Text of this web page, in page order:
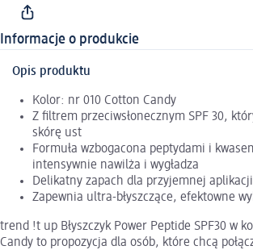
Informacje o produkcie
Opis produktu
Kolor: nr 010 Cotton Candy
Z filtrem przeciwsłonecznym SPF 30,
skórę ust
Formuła wzbogacona peptydami i
intensywnie nawilża i wygładza
Delikatny zapach dla przyjemnej aplikacji
Zapewnia ultra-błyszczące, efektowne
trend !t up Błyszczyk Power Peptide SPF30 w
Candy to propozycja dla osób, które chcą